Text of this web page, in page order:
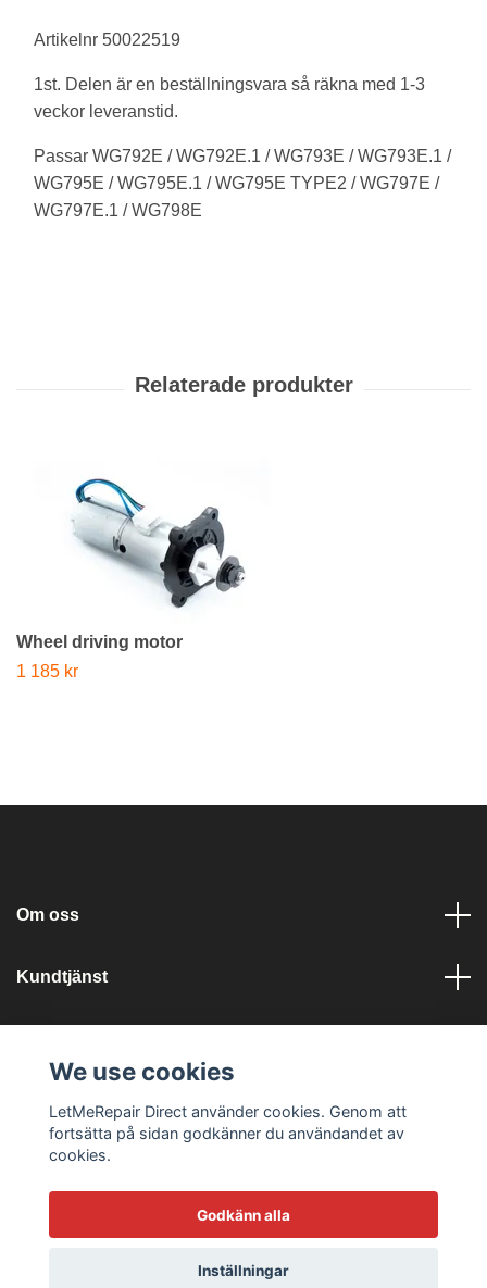
Artikelnr 50022519
1st. Delen är en beställningsvara så räkna med 1-3
veckor leveranstid.
Passar WG792E / WG792E.1 / WG793E / WG793E.1 /
WG795E / WG795E.1 / WG795E TYPE2 / WG797E /
WG797E.1 / WG798E
Wheel driving motor
1 185 kr
Om oss
Kundtjänst
Sociala medier
© 2026 LetMeRepair Webshop
We use cookies
LetMeRepair Direct använder cookies. Genom att
fortsätta på sidan godkänner du användandet av
cookies.
Godkänn alla
Inställningar